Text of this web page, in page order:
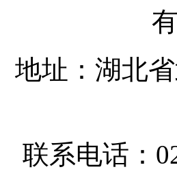
地址：湖北
联系电话：